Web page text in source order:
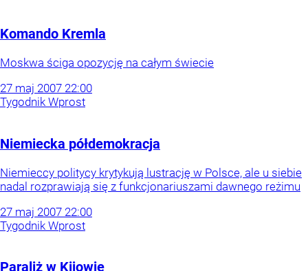
Komando Kremla
Moskwa ściga opozycję na całym świecie
27 maj 2007 22:00
Tygodnik Wprost
Niemiecka półdemokracja
Niemieccy politycy krytykują lustrację w Polsce, ale u siebie
nadal rozprawiają się z funkcjonariuszami dawnego reżimu
27 maj 2007 22:00
Tygodnik Wprost
Paraliż w Kijowie